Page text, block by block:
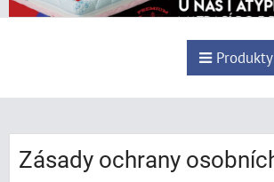
Produkty
Zásady ochrany